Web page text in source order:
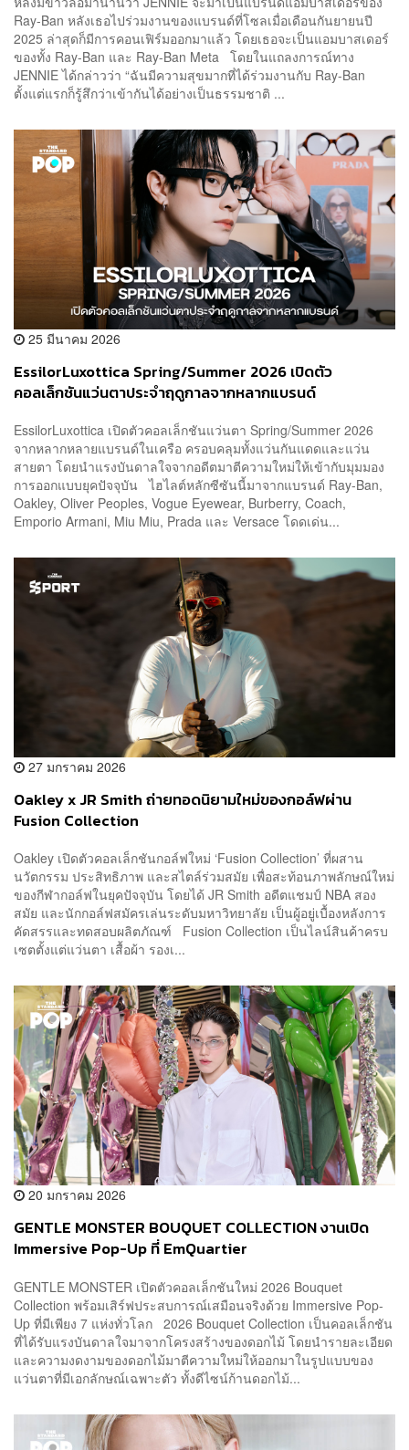
Ray-Ban หลังเธอไปร่วมงานของแบรนด์ที่โซลเมื่อเดือนกันยายนปี
2025 ล่าสุดก็มีการคอนเฟิร์มออกมาแล้ว โดยเธอจะเป็นแอมบาสเดอร์
ของทั้ง Ray-Ban และ Ray-Ban Meta โดยในแถลงการณ์ทาง
JENNIE ได้กล่าวว่า “ฉันมีความสุขมากที่ได้ร่วมงานกับ Ray-Ban
ตั้งแต่แรกก็รู้สึกว่าเข้ากันได้อย่างเป็นธรรมชาติ ...
25 มีนาคม 2026
EssilorLuxottica Spring/Summer 2026 เปิดตัว
คอลเล็กชันแว่นตาประจำฤดูกาลจากหลากแบรนด์
EssilorLuxottica เปิดตัวคอลเล็กชันแว่นตา Spring/Summer 2026
จากหลากหลายแบรนด์ในเครือ ครอบคลุมทั้งแว่นกันแดดและแว่น
สายตา โดยนำแรงบันดาลใจจากอดีตมาตีความใหม่ให้เข้ากับมุมมอง
การออกแบบยุคปัจจุบัน ไฮไลต์หลักซีซันนี้มาจากแบรนด์ Ray-Ban,
Oakley, Oliver Peoples, Vogue Eyewear, Burberry, Coach,
Emporio Armani, Miu Miu, Prada และ Versace โดดเด่น...
27 มกราคม 2026
Oakley x JR Smith ถ่ายทอดนิยามใหม่ของกอล์ฟผ่าน
Fusion Collection
Oakley เปิดตัวคอลเล็กชันกอล์ฟใหม่ ‘Fusion Collection’ ที่ผสาน
นวัตกรรม ประสิทธิภาพ และสไตล์ร่วมสมัย เพื่อสะท้อนภาพลักษณ์ใหม่
ของกีฬากอล์ฟในยุคปัจจุบัน โดยได้ JR Smith อดีตแชมป์ NBA สอง
สมัย และนักกอล์ฟสมัครเล่นระดับมหาวิทยาลัย เป็นผู้อยู่เบื้องหลังการ
คัดสรรและทดสอบผลิตภัณฑ์ Fusion Collection เป็นไลน์สินค้าครบ
เซตตั้งแต่แว่นตา เสื้อผ้า รองเ...
20 มกราคม 2026
GENTLE MONSTER BOUQUET COLLECTION งานเปิด
Immersive Pop-Up ที่ EmQuartier
GENTLE MONSTER เปิดตัวคอลเล็กชันใหม่ 2026 Bouquet
Collection พร้อมเสิร์ฟประสบการณ์เสมือนจริงด้วย Immersive Pop-
Up ที่มีเพียง 7 แห่งทั่วโลก 2026 Bouquet Collection เป็นคอลเล็กชัน
ที่ได้รับแรงบันดาลใจมาจากโครงสร้างของดอกไม้ โดยนำรายละเอียด
และความงดงามของดอกไม้มาตีความใหม่ให้ออกมาในรูปแบบของ
แว่นตาที่มีเอกลักษณ์เฉพาะตัว ทั้งดีไซน์ก้านดอกไม้...